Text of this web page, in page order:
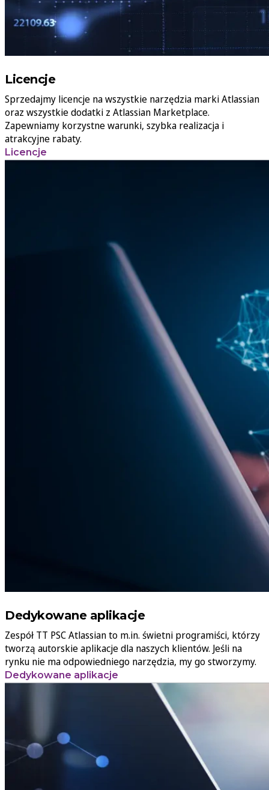
Licencje
Sprzedajmy licencje na wszystkie narzędzia marki Atlassian
oraz wszystkie dodatki z Atlassian Marketplace.
Zapewniamy korzystne warunki, szybka realizacja i
atrakcyjne rabaty.
Licencje
Dedykowane aplikacje
Zespół TT PSC Atlassian to m.in. świetni programiści, którzy
tworzą autorskie aplikacje dla naszych klientów. Jeśli na
rynku nie ma odpowiedniego narzędzia, my go stworzymy.
Dedykowane aplikacje